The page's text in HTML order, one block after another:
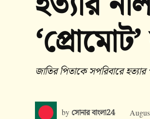
জাতির পিতাকে সপরিবারে
by সোনার বাংলা24